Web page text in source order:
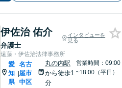
伊佐治 佑介
弁護士
インタビューを
見る
遠藤・伊佐治法律事務所
愛
知
県
|
名古
屋市
中区
丸の内駅
から徒歩1
分
営業時間：09:00
~18:00（平日）